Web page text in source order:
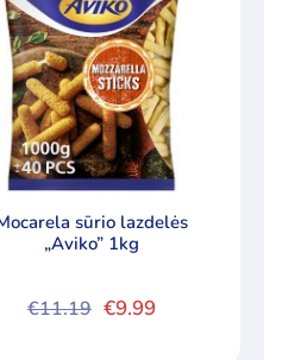
sūrio lazdelės
„Aviko” 1kg
€11.19
Original €9.99
Current